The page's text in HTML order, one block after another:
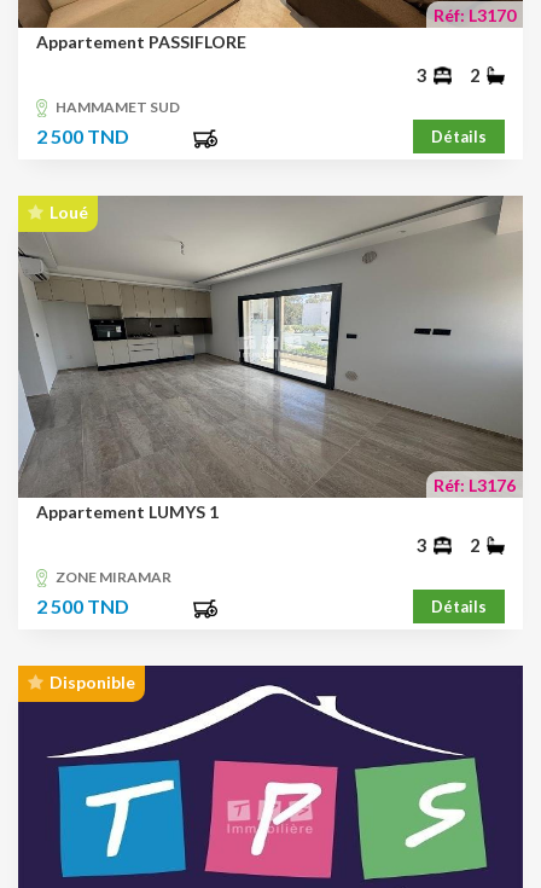
Réf: L3170
Appartement PASSIFLORE
3 2
HAMMAMET SUD
2 500 TND Détails
Loué
Réf: L3176
Appartement LUMYS 1
3 2
ZONE MIRAMAR
2 500 TND Détails
Disponible